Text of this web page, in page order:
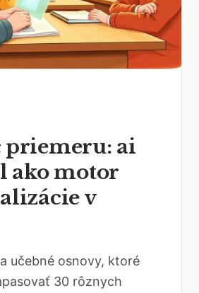
priemeru: ai
ako motor
v
učebné osnovy, ktoré
30 rôznych